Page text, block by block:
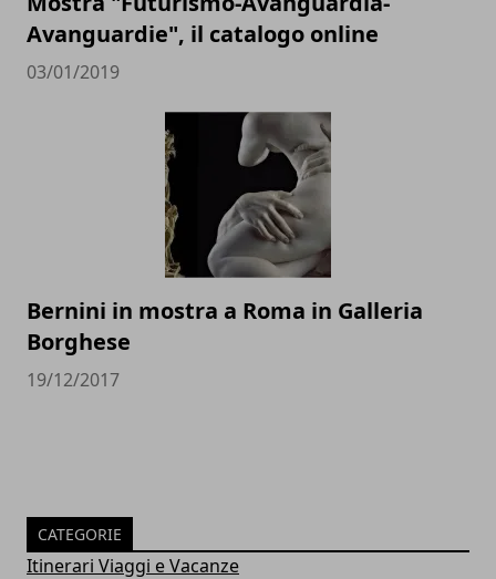
Avanguardie", il catalogo online
03/01/2019
Bernini in mostra a Roma in Galleria
Borghese
19/12/2017
CATEGORIE
Itinerari Viaggi e Vacanze